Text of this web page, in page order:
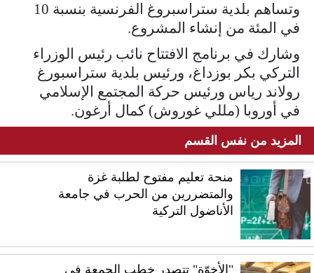
وتساهم بلدية ستراسبروغ الفرنسية بنسبة 10
في المئة من إنشاء المشروع.
وشارك في برنامج الافتتاح نائب رئيس الوزراء
التركي بكر بوزداغ، ورئيس بلدية ستراسبورغ
رولاند رياس ورئيس حركة المجتمع الإسلامي
في أوروبا (مللي غوروش) كمال أرغون.
المزيد من نفس القسم
منحة تعليم مفتوح لطلبة غزة
والمتضررين من الحرب في جامعة
الأناضول التركية
"الأخوّة" تتصدر خطب الجمعة في